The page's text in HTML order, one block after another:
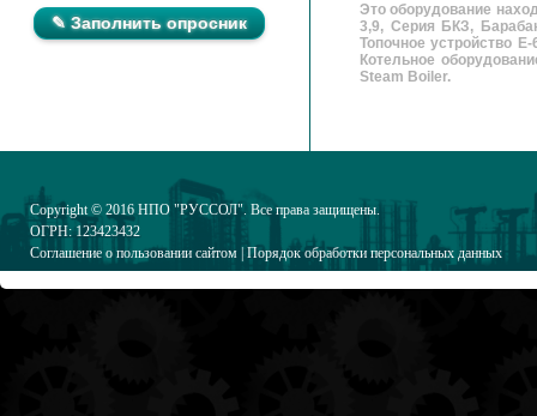
✎ Заполнить опросник
Это оборудование
3,9, Серия БКЗ,
Топочное устройство
Котельное
Steam Boiler.
Copyright © 2016 НПО "РУССОЛ". Все права защищены.
ОГРН: 123423432
Соглашение о пользовании сайтом Порядок обработки персональных данных